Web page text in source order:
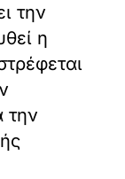
την
η
την